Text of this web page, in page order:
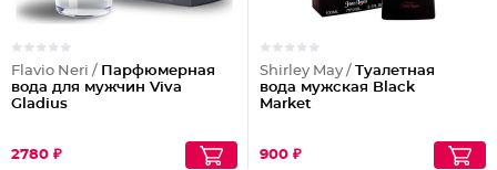
Flavio Neri / Парфюмерная
вода для мужчин Viva
Gladius
2780 ₽
Shirley May / Туалетная
вода мужская Black
Market
900 ₽